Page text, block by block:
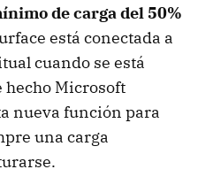
de carga del 50%
está conectada a
cuando se está
hecho Microsoft
nueva función para
una carga